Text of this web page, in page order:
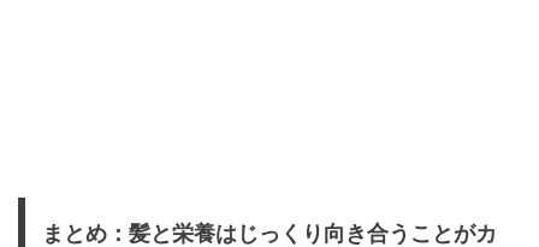
まとめ：髪と栄養はじっくり向き合うことがカ